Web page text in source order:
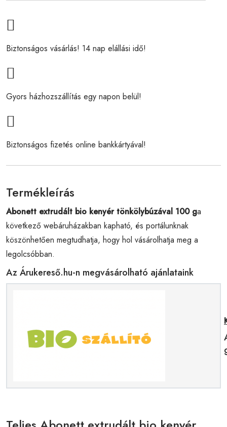
Biztonságos vásárlás! 14 nap elállási idő!
Gyors házhozszállítás egy napon belül!
Biztonságos fizetés online bankkártyával!
Termékleírás
Abonett extrudált bio kenyér tönkölybúzával 100 ga
következő webáruházakban kapható, és portálunknak
köszönhetően megtudhatja, hogy hol vásárolhatja meg a
legolcsóbban.
Az Árukereső.hu-n megvásárolható ajánlataink